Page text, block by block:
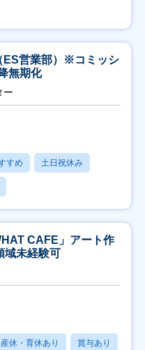
ES営業部）※コミッシ
無期化
ー
すめ 土日祝休み
CAFE」アート作
域未経験可
産休・育休あり 賞与あり